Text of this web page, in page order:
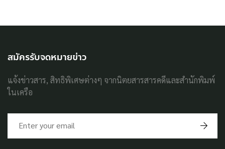
สมัครรับจดหมายข่าว
แจ้งข่าวสาร, สิทธิพิเศษต่างๆ จากนิตยสารสารคดีและสำนักพิมพ์
ในเครือ